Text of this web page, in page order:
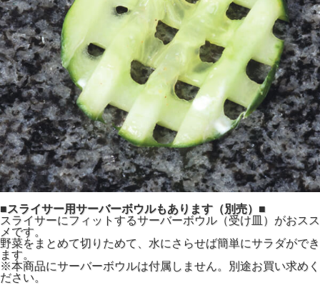
■スライサー用サーバーボウルもあります（別売）■
スライサーにフィットするサーバーボウル（受け皿）がおスス
メです。
野菜をまとめて切りためて、水にさらせば簡単にサラダができ
ます。
※本商品にサーバーボウルは付属しません。別途お買い求めく
ださい。